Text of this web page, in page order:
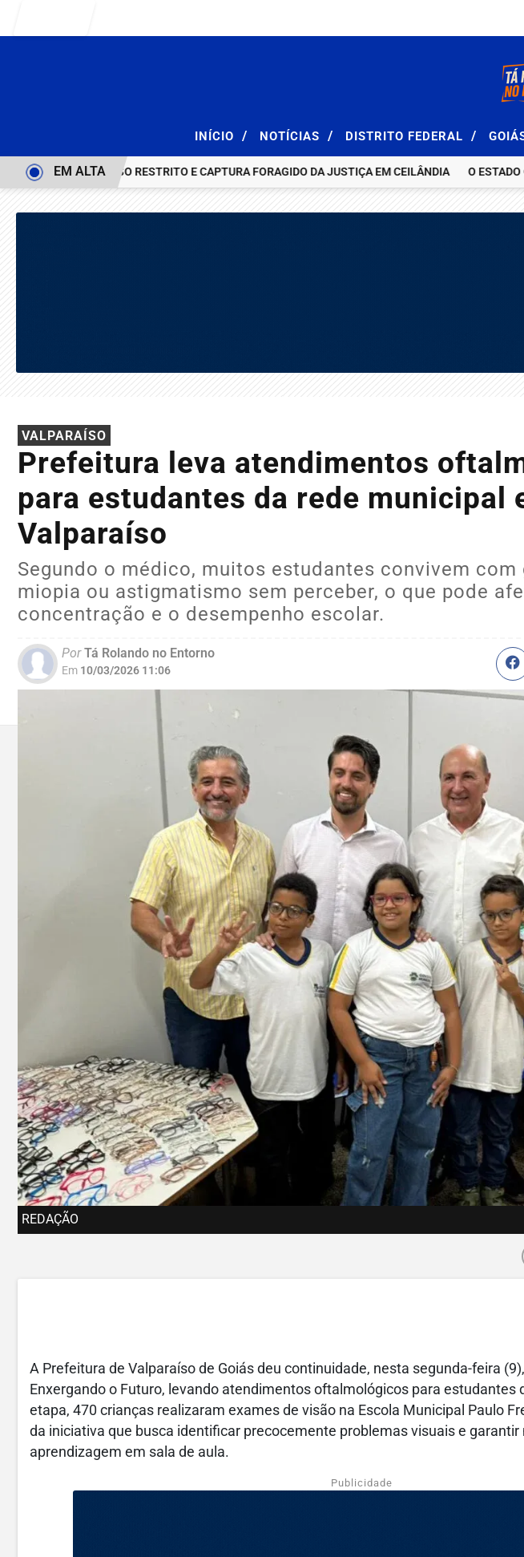
INÍCIO / NOTÍCIAS / DISTRITO FEDERAL /
ARMA DE USO RESTRITO E CAPTURA FORAGIDO DA JUSTIÇA EM CEILÂNDIA O ESTADO
EM ALTA
VALPARAÍSO
Prefeitura leva atendimentos
para estudantes da rede municipal
Valparaíso
Segundo o médico, muitos estudantes convivem com
miopia ou astigmatismo sem perceber, o que pode
concentração e o desempenho escolar.
PorTá Rolando no Entorno
Em 10/03/2026 11:06
REDAÇÃO
A Prefeitura de Valparaíso de Goiás deu continuidade, nesta segunda-feira
Enxergando o Futuro, levando atendimentos oftalmológicos para estudantes
etapa, 470 crianças realizaram exames de visão na Escola Municipal Paulo
da iniciativa que busca identificar precocemente problemas visuais e garantir
aprendizagem em sala de aula.
Publicidade